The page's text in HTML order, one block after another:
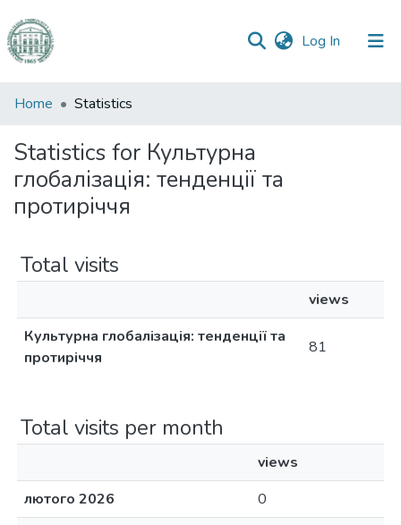
Log In (current)
Communities
Collections
All of DSpace
Home Statistics
Statistics for Культурна
глобалізація: тенденції та
протиріччя
Total visits
views
Культурна глобалізація: тенденції та
протиріччя
81
Total visits per month
views
лютого 2026
0